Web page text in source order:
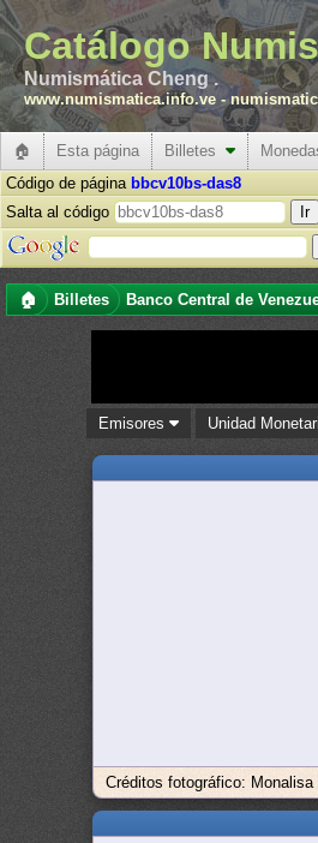
Catálogo
Numismática Cheng .
www.numismatica.info.ve -
🏠 Esta página Billetes
Código de página bbcv10bs-das8
Salta al código
🏠 Billetes Banco Central de
Emisores Unidad
Créditos fotográfico: Monalisa